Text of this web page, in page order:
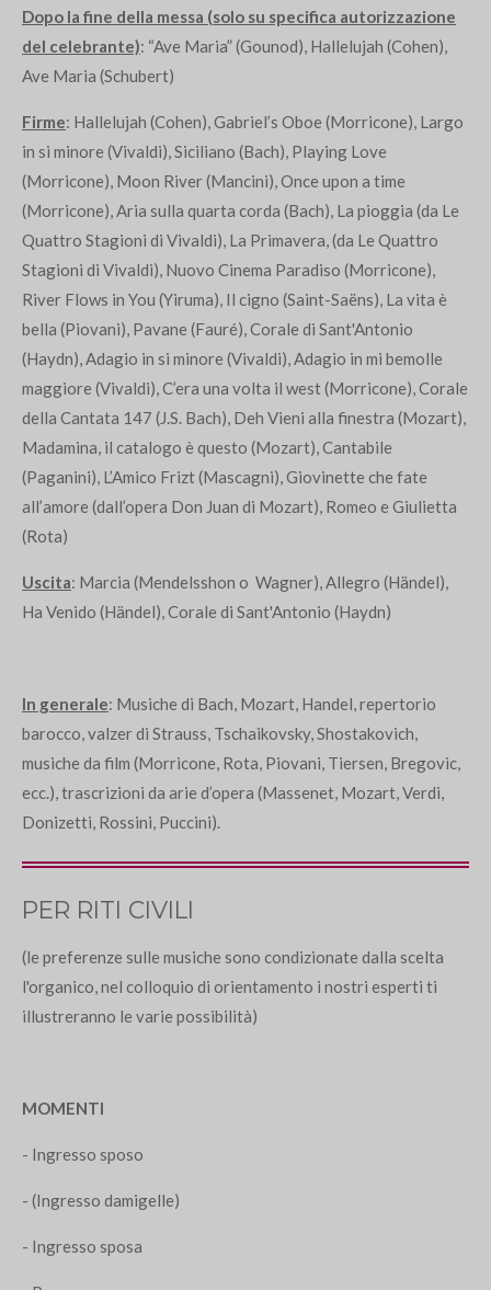
Dopo la fine della messa (solo su specifica autorizzazione
del celebrante): “Ave Maria” (Gounod), Hallelujah (Cohen),
Ave Maria (Schubert)
Firme: Hallelujah (Cohen), Gabriel’s Oboe (Morricone), Largo
in si minore (Vivaldi), Siciliano (Bach), Playing Love
(Morricone), Moon River (Mancini), Once upon a time
(Morricone), Aria sulla quarta corda (Bach), La pioggia (da Le
Quattro Stagioni di Vivaldi), La Primavera, (da Le Quattro
Stagioni di Vivaldi), Nuovo Cinema Paradiso (Morricone),
River Flows in You (Yiruma), Il cigno (Saint-Saëns), La vita è
bella (Piovani), Pavane (Fauré), Corale di Sant'Antonio
(Haydn), Adagio in si minore (Vivaldi), Adagio in mi bemolle
maggiore (Vivaldi), C’era una volta il west (Morricone), Corale
della Cantata 147 (J.S. Bach), Deh Vieni alla finestra (Mozart),
Madamina, il catalogo è questo (Mozart), Cantabile
(Paganini), L’Amico Frizt (Mascagni), Giovinette che fate
all’amore (dall’opera Don Juan di Mozart), Romeo e Giulietta
(Rota)
Uscita: Marcia (Mendelsshon o Wagner), Allegro (Händel),
Ha Venido (Händel), Corale di Sant'Antonio (Haydn)
In generale: Musiche di Bach, Mozart, Handel, repertorio
barocco, valzer di Strauss, Tschaikovsky, Shostakovich,
musiche da film (Morricone, Rota, Piovani, Tiersen, Bregovic,
ecc.), trascrizioni da arie d’opera (Massenet, Mozart, Verdi,
Donizetti, Rossini, Puccini).
PER RITI CIVILI
(le preferenze sulle musiche sono condizionate dalla scelta
l'organico, nel colloquio di orientamento i nostri esperti ti
illustreranno le varie possibilità)
MOMENTI
- Ingresso sposo
- (Ingresso damigelle)
- Ingresso sposa